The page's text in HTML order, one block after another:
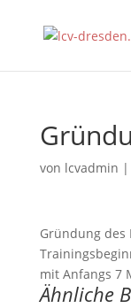
von lcvadmin |
Gründung des
mit Anfangs 7
Ähnliche